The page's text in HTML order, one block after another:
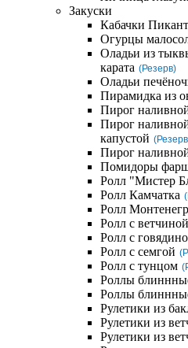
Закуски
Кабачки
Огурцы
Оладьи из
карата (Резерв)
Оладьи
Пирамидка из
Пирог
Пирог
капустой
Пирог
Помидоры
Ролл "Мистер
Ролл Камчатка
Ролл
Ролл с
Ролл с
Ролл с семгой
Ролл с тунцом
Роллы
Роллы
Рулетики из
Рулетики из
Рулетики из